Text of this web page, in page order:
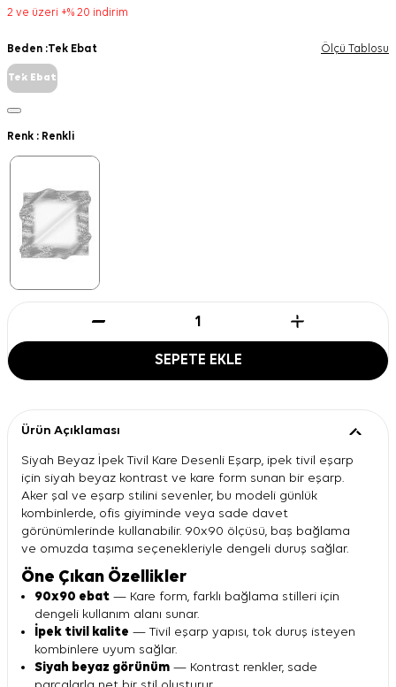
2 ve üzeri +% 20 indirim
Beden :Tek Ebat Ölçü Tablosu
Tek Ebat
Renk : Renkli
SEPETE EKLE
Ürün Açıklaması
Siyah Beyaz İpek Tivil Kare Desenli Eşarp, ipek tivil eşarp
için siyah beyaz kontrast ve kare form sunan bir eşarp.
Aker şal ve eşarp stilini sevenler, bu modeli günlük
kombinlerde, ofis giyiminde veya sade davet
görünümlerinde kullanabilir. 90x90 ölçüsü, baş bağlama
ve omuzda taşıma seçenekleriyle dengeli duruş sağlar.
Öne Çıkan Özellikler
90x90 ebat — Kare form, farklı bağlama stilleri için
dengeli kullanım alanı sunar.
İpek tivil kalite — Tivil eşarp yapısı, tok duruş isteyen
kombinlere uyum sağlar.
Siyah beyaz görünüm — Kontrast renkler, sade